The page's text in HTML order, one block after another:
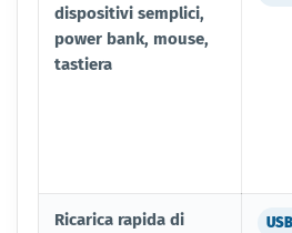
dispositivi semplici,
power bank, mouse,
tastiera
Ricarica rapida di